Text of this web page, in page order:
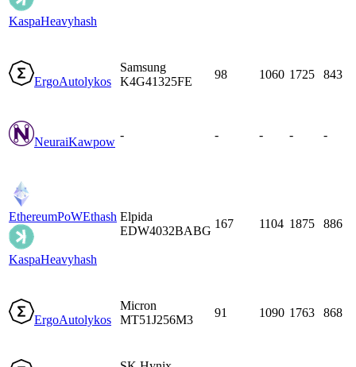
KaspaHeavyhash
ErgoAutolykos
Samsung
K4G41325FE
98 1060 1725 843
NeuraiKawpow
- - - - -
EthereumPoWEthash
KaspaHeavyhash
Elpida
EDW4032BABG
167 1104 1875 886
ErgoAutolykos
Micron
MT51J256M3
91 1090 1763 868